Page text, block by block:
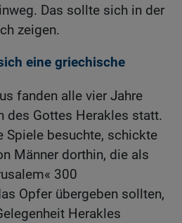
Das sollte sich in der
zeigen.
eine griechische
fanden alle vier Jahre
des Gottes Herakles statt.
Spiele besuchte, schickte
Männer dorthin, die als
300
Opfer übergeben sollten,
Herakles